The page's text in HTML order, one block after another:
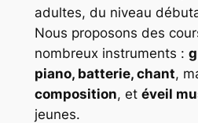
adultes, du niveau
Nous proposons des
nombreux instruments :
piano, batterie, chant,
composition, et éveil
jeunes.